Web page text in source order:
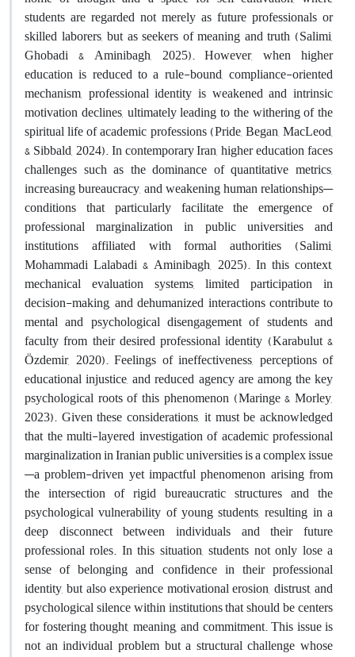
students are regarded not merely as future professionals or
skilled laborers, but as seekers of meaning and truth (Salimi,
Ghobadi & Aminibagh, 2025). However, when higher
education is reduced to a rule-bound, compliance-oriented
mechanism, professional identity is weakened and intrinsic
motivation declines, ultimately leading to the withering of the
spiritual life of academic professions (Pride, Began, MacLeod,
& Sibbald, 2024).In contemporary Iran, higher education faces
challenges such as the dominance of quantitative metrics,
increasing bureaucracy, and weakening human relationships—
conditions that particularly facilitate the emergence of
professional marginalization in public universities and
institutions affiliated with formal authorities (Salimi,
Mohammadi Lalabadi & Aminibagh, 2025). In this context,
mechanical evaluation systems, limited participation in
decision-making, and dehumanized interactions contribute to
mental and psychological disengagement of students and
faculty from their desired professional identity (Karabulut &
Özdemir, 2020). Feelings of ineffectiveness, perceptions of
educational injustice, and reduced agency are among the key
psychological roots of this phenomenon (Maringe & Morley,
2023). Given these considerations, it must be acknowledged
that the multi-layered investigation of academic professional
marginalization in Iranian public universities is a complex issue
—a problem-driven yet impactful phenomenon arising from
the intersection of rigid bureaucratic structures and the
psychological vulnerability of young students, resulting in a
deep disconnect between individuals and their future
professional roles. In this situation, students not only lose a
sense of belonging and confidence in their professional
identity, but also experience motivational erosion, distrust, and
psychological silence within institutions that should be centers
for fostering thought, meaning, and commitment. This issue is
not an individual problem but a structural challenge whose